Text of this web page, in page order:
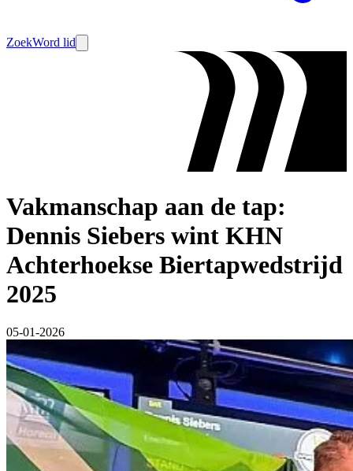
ZoekWord lid
Vakmanschap aan de tap:
Dennis Siebers wint KHN
Achterhoekse Biertapwedstrijd
2025
05-01-2026